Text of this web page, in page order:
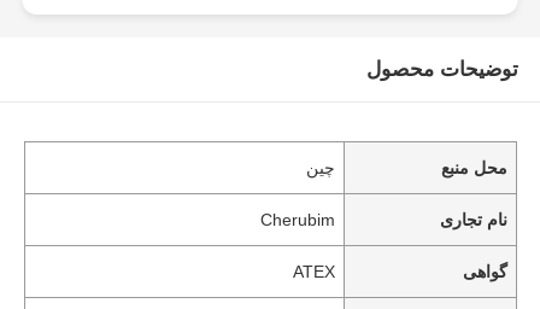
توضیحات محصول
محل منبع چین
نام تجاری Cherubim
گواهی ATEX